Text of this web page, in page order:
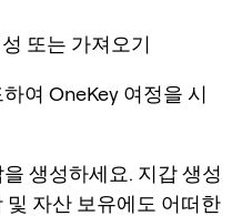
또는 가져오기
여 OneKey 여정을 시
생성하세요. 지갑 생성
및 자산 보유에도 어떠한